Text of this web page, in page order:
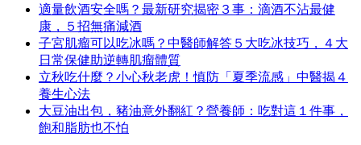
適量飲酒安全嗎？最新研究揭密３事：滴酒不沾最健
康，５招無痛減酒
子宮肌瘤可以吃冰嗎？中醫師解答５大吃冰技巧，４大
日常保健助逆轉肌瘤體質
立秋吃什麼？小心秋老虎！慎防「夏季流感」中醫揭４
養生心法
大豆油出包，豬油意外翻紅？營養師：吃對這１件事，
飽和脂肪也不怕